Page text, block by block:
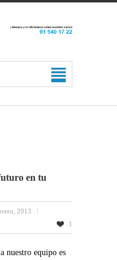
en tu
2013
1
nuestro equipo es